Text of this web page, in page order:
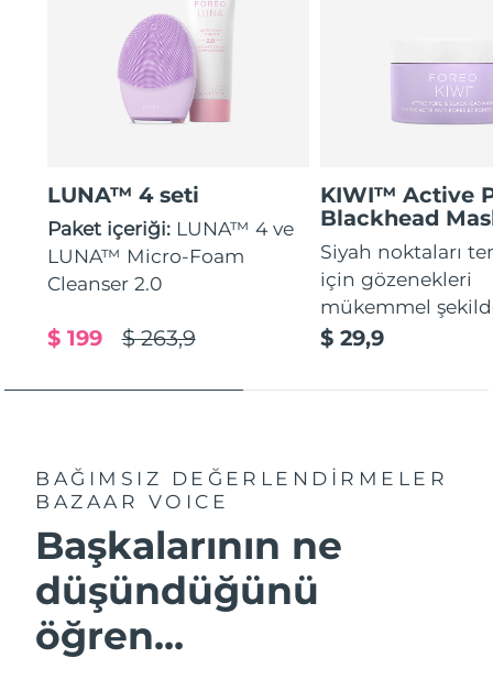
LUNA™ 4 seti
Paket içeriği: LUNA™ 4 ve
LUNA™ Micro-Foam
Cleanser 2.0
$ 263,9
$ 199
KIWI™ Active
Blackhead
Siyah noktaları
için gözenekleri
mükemmel
$ 29,9
BAĞIMSIZ DEĞERLENDİRMELER
BAZAAR VOICE
Başkalarının ne
düşündüğünü
öğren...